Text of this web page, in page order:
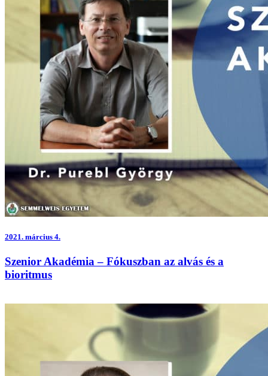
2021. március 4.
Szenior Akadémia – Fókuszban az alvás és a
bioritmus